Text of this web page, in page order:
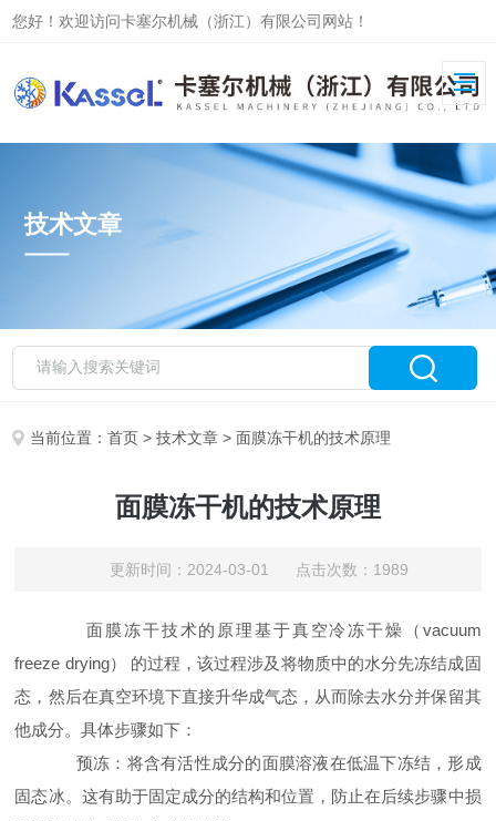
您好！欢迎访问卡塞尔机械（浙江）有限公司网站！
技术文章
当前位置：首页 >技术文章 > 面膜冻干机的技术原理
面膜冻干机的技术原理
更新时间：2024-03-01 点击次数：1989
面膜冻干技术的原理基于真空冷冻干燥（vacuum
freeze drying） 的过程，该过程涉及将物质中的水分先冻结成固
态，然后在真空环境下直接升华成气态，从而除去水分并保留其
他成分。具体步骤如下：
预冻：将含有活性成分的面膜溶液在低温下冻结，形成
固态冰。这有助于固定成分的结构和位置，防止在后续步骤中损